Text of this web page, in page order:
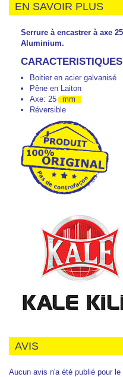
EN SAVOIR PLUS
Serrure à encastrer à axe
Aluminium.
Boitier en acier galvanisé
Pêne en Laiton
Axe: 25
mm
Réversible
AVIS
Aucun avis n'a été publié pour le